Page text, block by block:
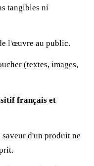
tangibles ni
l'œuvre au public.
(textes, images,
français et
saveur d'un produit ne